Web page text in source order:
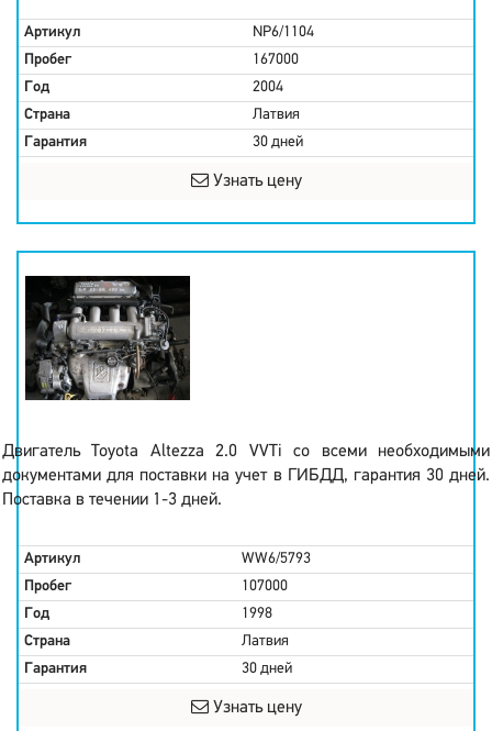
Артикул
NP6/1104
Пробег
167000
Год
2004
Страна
Латвия
Гарантия
30 дней
Узнать цену
Двигатель Toyota Altezza 2.0 VVTi со всеми необходимыми
документами для поставки на учет в ГИБДД, гарантия 30 дней.
Поставка в течении 1-3 дней.
Артикул
WW6/5793
Пробег
107000
Год
1998
Страна
Латвия
Гарантия
30 дней
Узнать цену